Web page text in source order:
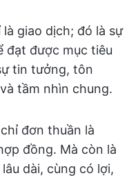
giao dịch; đó là sự
đạt được mục tiêu
tin tưởng, tôn
tầm nhìn chung.
đơn thuần là
đồng. Mà còn là
dài, cùng có lợi,